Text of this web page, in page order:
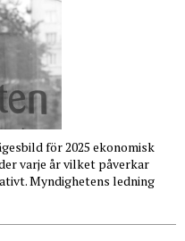
för 2025 ekonomisk
varje år vilket påverkar
Myndighetens ledning